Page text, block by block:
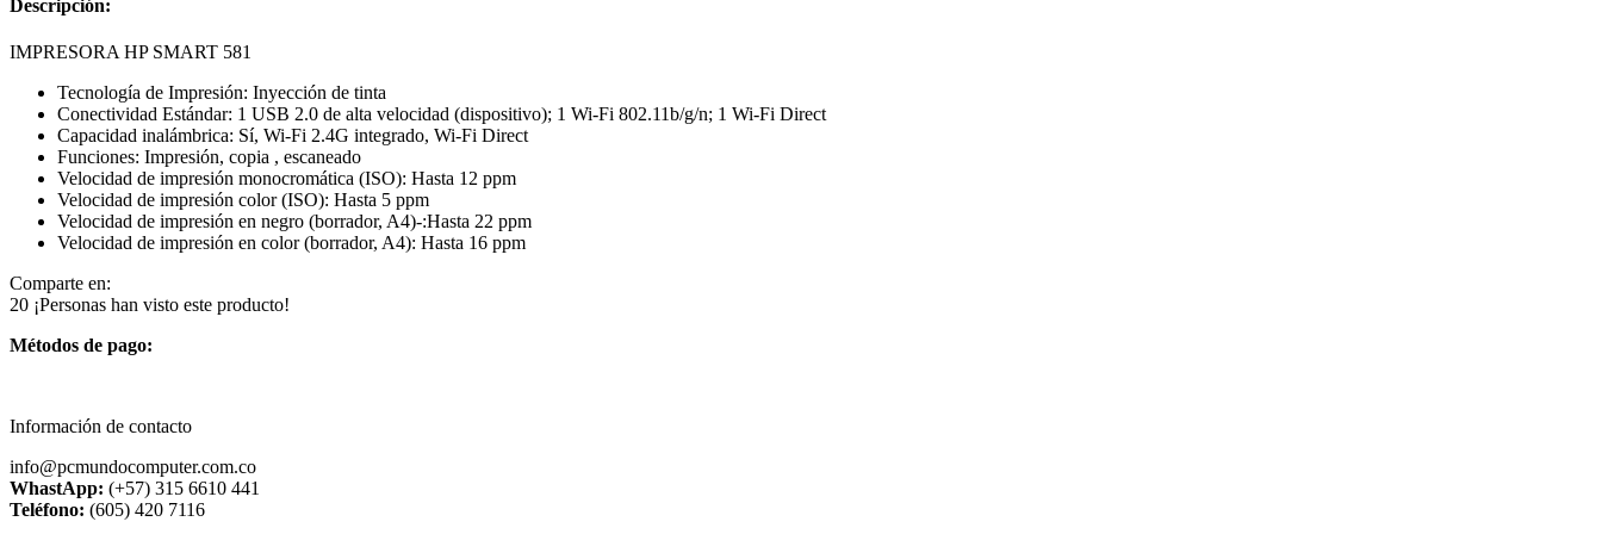
Descripción:
IMPRESORA HP SMART 581
Tecnología de Impresión: Inyección de tinta
Conectividad Estándar: 1 USB 2.0 de alta velocidad (dispositivo); 1 Wi-Fi 802.11b/g/n; 1 Wi-Fi Direct
Capacidad inalámbrica: Sí, Wi-Fi 2.4G integrado, Wi-Fi Direct
Funciones: Impresión, copia , escaneado
Velocidad de impresión monocromática (ISO): Hasta 12 ppm
Velocidad de impresión color (ISO): Hasta 5 ppm
Velocidad de impresión en negro (borrador, A4)-:Hasta 22 ppm
Velocidad de impresión en color (borrador, A4): Hasta 16 ppm
Comparte en:
20 ¡Personas han visto este producto!
Métodos de pago:
Información de contacto
info@pcmundocomputer.com.co
WhastApp: (+57) 315 6610 441
Teléfono: (605) 420 7116